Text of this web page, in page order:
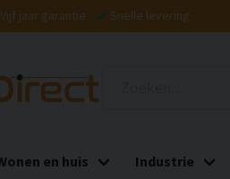
Vijf jaar garantie Snelle levering
en huis Industrie